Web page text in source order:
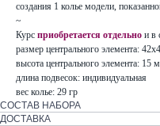
создания 1 колье модели,
~
Курс приобретается отдельно и в
размер центрального элемента:
высота центрального элемента: 15
длина подвесок: индивидуальная
вес колье: 29 гр
СОСТАВ НАБОРА
ДОСТАВКА